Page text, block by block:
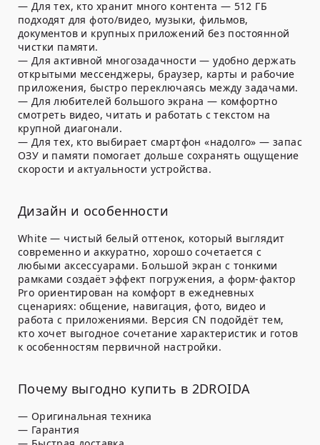
— Для тех, кто хранит много контента — 512 ГБ
подходят для фото/видео, музыки, фильмов,
документов и крупных приложений без постоянной
чистки памяти.
— Для активной многозадачности — удобно держать
открытыми мессенджеры, браузер, карты и рабочие
приложения, быстро переключаясь между задачами.
— Для любителей большого экрана — комфортно
смотреть видео, читать и работать с текстом на
крупной диагонали.
— Для тех, кто выбирает смартфон «надолго» — запас
ОЗУ и памяти помогает дольше сохранять ощущение
скорости и актуальности устройства.
Дизайн и особенности
White — чистый белый оттенок, который выглядит
современно и аккуратно, хорошо сочетается с
любыми аксессуарами. Большой экран с тонкими
рамками создаёт эффект погружения, а форм-фактор
Pro ориентирован на комфорт в ежедневных
сценариях: общение, навигация, фото, видео и
работа с приложениями. Версия CN подойдёт тем,
кто хочет выгодное сочетание характеристик и готов
к особенностям первичной настройки.
Почему выгодно купить в 2DROIDA
— Оригинальная техника
— Гарантия